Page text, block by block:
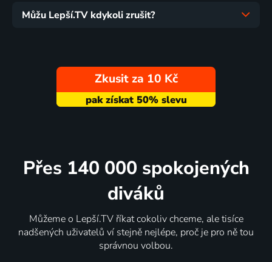
Můžu Lepší.TV kdykoli zrušit?
Zkusit za 10 Kč
Přes 140 000 spokojených
diváků
Můžeme o Lepší.TV říkat cokoliv chceme, ale tisíce
nadšených uživatelů ví stejně nejlépe, proč je pro ně tou
správnou volbou.